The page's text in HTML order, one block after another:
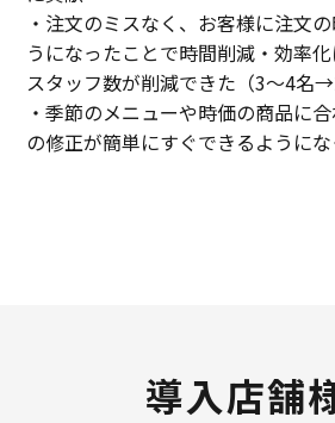
・注文のミスなく、お客様に注文
うになったことで時間削減・効率
スタッフ数が削減できた（3〜4名
・季節のメニューや時価の商品に
の修正が簡単にすぐできるように
導入店舗